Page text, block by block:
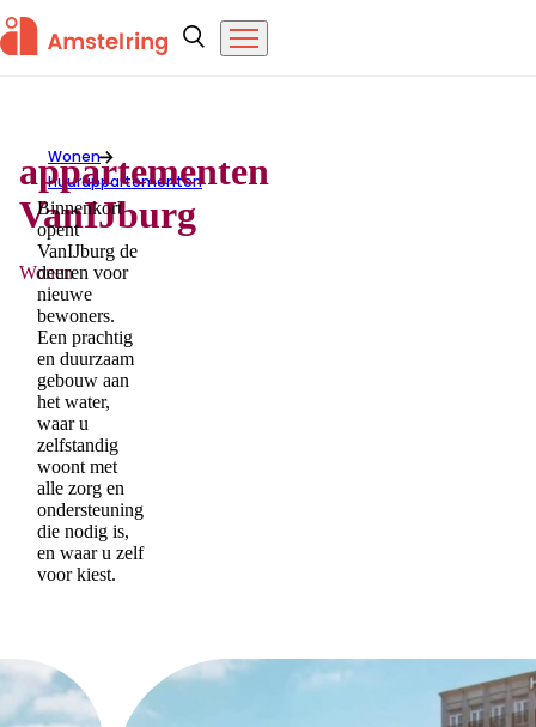
Overslaan en naar de inhoud gaan
Amstelring
ZoekenMenu
Wonen
Huurappartementen
appartementen VanIJburg
appartementen
VanIJburg
Wonen
Binnenkort
opent
VanIJburg de
deuren voor
nieuwe
bewoners.
Een prachtig
en duurzaam
gebouw aan
het water,
waar u
zelfstandig
woont met
alle zorg en
ondersteuning
die nodig is,
en waar u zelf
voor kiest.